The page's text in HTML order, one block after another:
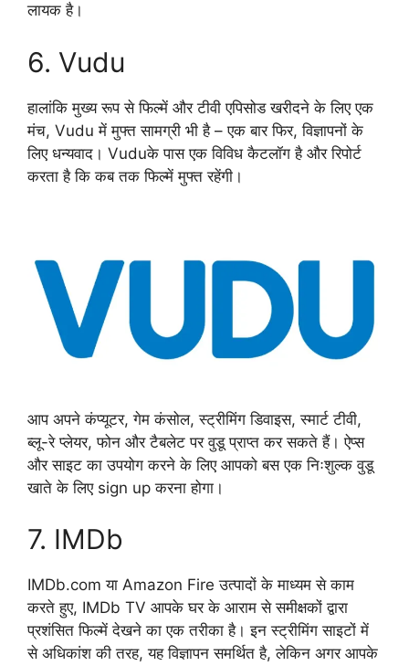
लायक है।
6. Vudu
हालांकि मुख्य रूप से फिल्में और टीवी एपिसोड खरीदने के लिए एक
मंच, Vudu में मुफ्त सामग्री भी है – एक बार फिर, विज्ञापनों के
लिए धन्यवाद। Vuduके पास एक विविध कैटलॉग है और रिपोर्ट
करता है कि कब तक फिल्में मुफ्त रहेंगी।
आप अपने कंप्यूटर, गेम कंसोल, स्ट्रीमिंग डिवाइस, स्मार्ट टीवी,
ब्लू-रे प्लेयर, फोन और टैबलेट पर वुडू प्राप्त कर सकते हैं। ऐप्स
और साइट का उपयोग करने के लिए आपको बस एक निःशुल्क वुडू
खाते के लिए sign up करना होगा।
7. IMDb
IMDb.com या Amazon Fire उत्पादों के माध्यम से काम
करते हुए, IMDb TV आपके घर के आराम से समीक्षकों द्वारा
प्रशंसित फिल्में देखने का एक तरीका है। इन स्ट्रीमिंग साइटों में
से अधिकांश की तरह, यह विज्ञापन समर्थित है, लेकिन अगर आपके